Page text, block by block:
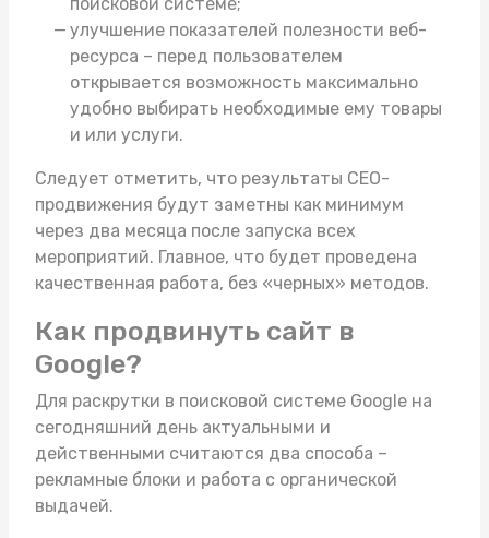
улучшение показателей полезности веб-
ресурса – перед пользователем
открывается возможность максимально
удобно выбирать необходимые ему товары
и или услуги.
Следует отметить, что результаты СЕО-
продвижения будут заметны как минимум
через два месяца после запуска всех
мероприятий. Главное, что будет проведена
качественная работа, без «черных» методов.
Как продвинуть сайт в
Google?
Для раскрутки в поисковой системе Google на
сегодняшний день актуальными и
действенными считаются два способа –
рекламные блоки и работа с органической
выдачей.